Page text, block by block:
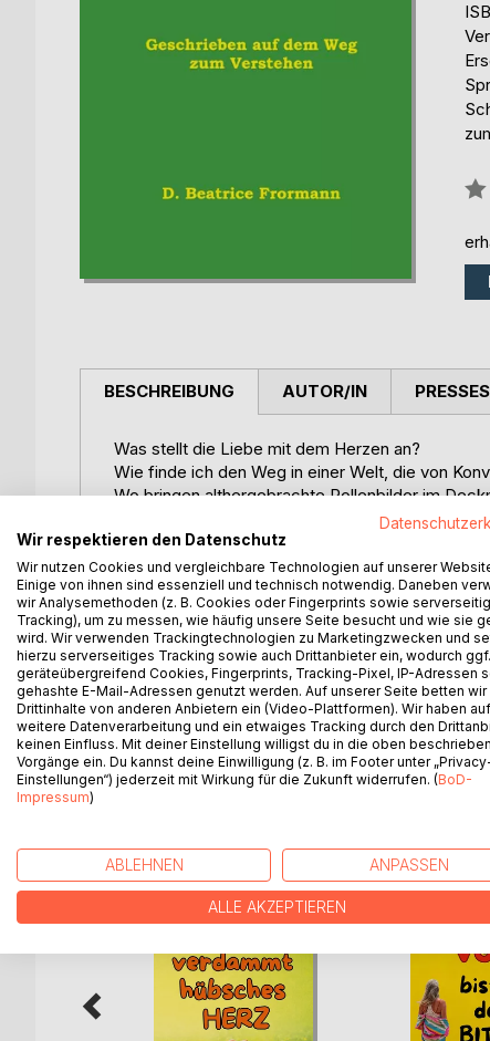
BESCHREIBUNG
Was stellt die Liebe mit dem Herzen an?
Wie finde ich den Weg in einer Welt, die von
Wo bringen althergebrachte Rollenbilder im
Wie kann ich es schaffen, mit Herzanliegen hier
Im vorliegenden Gedichtzyklus beschreibt D.
Eigenständigkeit und Gegenwehr, die sie zum
aus sehr persönlichem Erleben entstanden ist.
Die Mosaiksteine dieses Lebensbildes bringen
nicht fremd sind.
AUTOR/IN
WEITERE TITEL BEI
Wir respektieren den Datenschutz
Wir nutzen Cookies und vergleichbare Technologien auf unserer
Einige von ihnen sind essenziell und technisch notwendig. Daneben
wir Analysemethoden (z. B. Cookies oder Fingerprints sowie
Tracking), um zu messen, wie häufig unsere Seite besucht und wie sie
wird. Wir verwenden Trackingtechnologien zu Marketingzwecken und
hierzu serverseitiges Tracking sowie auch Drittanbieter ein, wodurch ggf.
geräteübergreifend Cookies, Fingerprints, Tracking-Pixel, IP-Adressen
gehashte E-Mail-Adressen genutzt werden. Auf unserer Seite betten wir
Drittinhalte von anderen Anbietern ein (Video-Plattformen). Wir haben
weitere Datenverarbeitung und ein etwaiges Tracking durch den
keinen Einfluss. Mit deiner Einstellung willigst du in die oben
Vorgänge ein. Du kannst deine Einwilligung (z. B. im Footer unter
Einstellungen“) jederzeit mit Wirkung für die Zukunft widerrufen. (BoD-
Impressum)
ABLEHNEN ANPASSEN
ALLE AKZEPTIEREN